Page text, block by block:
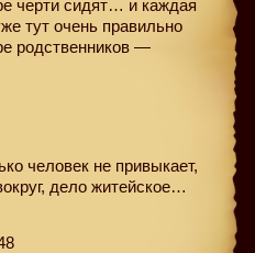
черти сидят… и каждая
тут очень правильно
родственников —
человек не привыкает,
дело житейское…